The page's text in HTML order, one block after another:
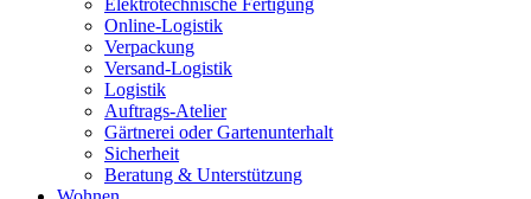
Elektrotechnische Fertigung
Online-Logistik
Verpackung
Versand-Logistik
Logistik
Auftrags-Atelier
Gärtnerei oder Gartenunterhalt
Sicherheit
Beratung & Unterstützung